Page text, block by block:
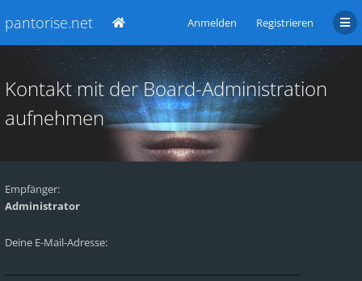
pantorise.net Anmelden Registrieren
Kontakt mit der Board-Administration
aufnehmen
Empfänger:
Administrator
Deine E-Mail-Adresse: